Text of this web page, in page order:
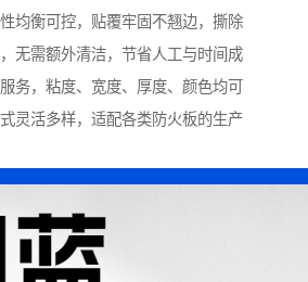
均衡可控，贴覆牢固不翘边，撕除
无需额外清洁，节省人工与时间成
务，粘度、宽度、厚度、颜色均可
灵活多样，适配各类防火板的生产